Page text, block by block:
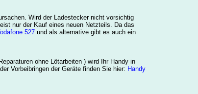
Wird der Ladestecker nicht vorsichtig
nur der Kauf eines neuen Netzteils. Da das
527und als alternative gibt es auch ein
ohne Lötarbeiten ) wird Ihr Handy in
Vorbeibringen der Geräte finden Sie hier: Handy